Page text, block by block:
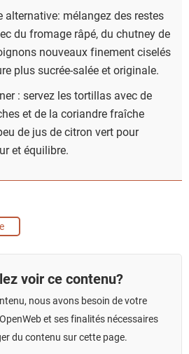
alternative: mélangez des restes
du fromage râpé, du chutney de
nouveaux finement ciselés
plus sucrée-salée et originale.
: servez les tortillas avec de
et de la coriandre fraîche
de jus de citron vert pour
et équilibre.
voir ce contenu?
nous avons besoin de votre
et ses finalités nécessaires
du contenu sur cette page.